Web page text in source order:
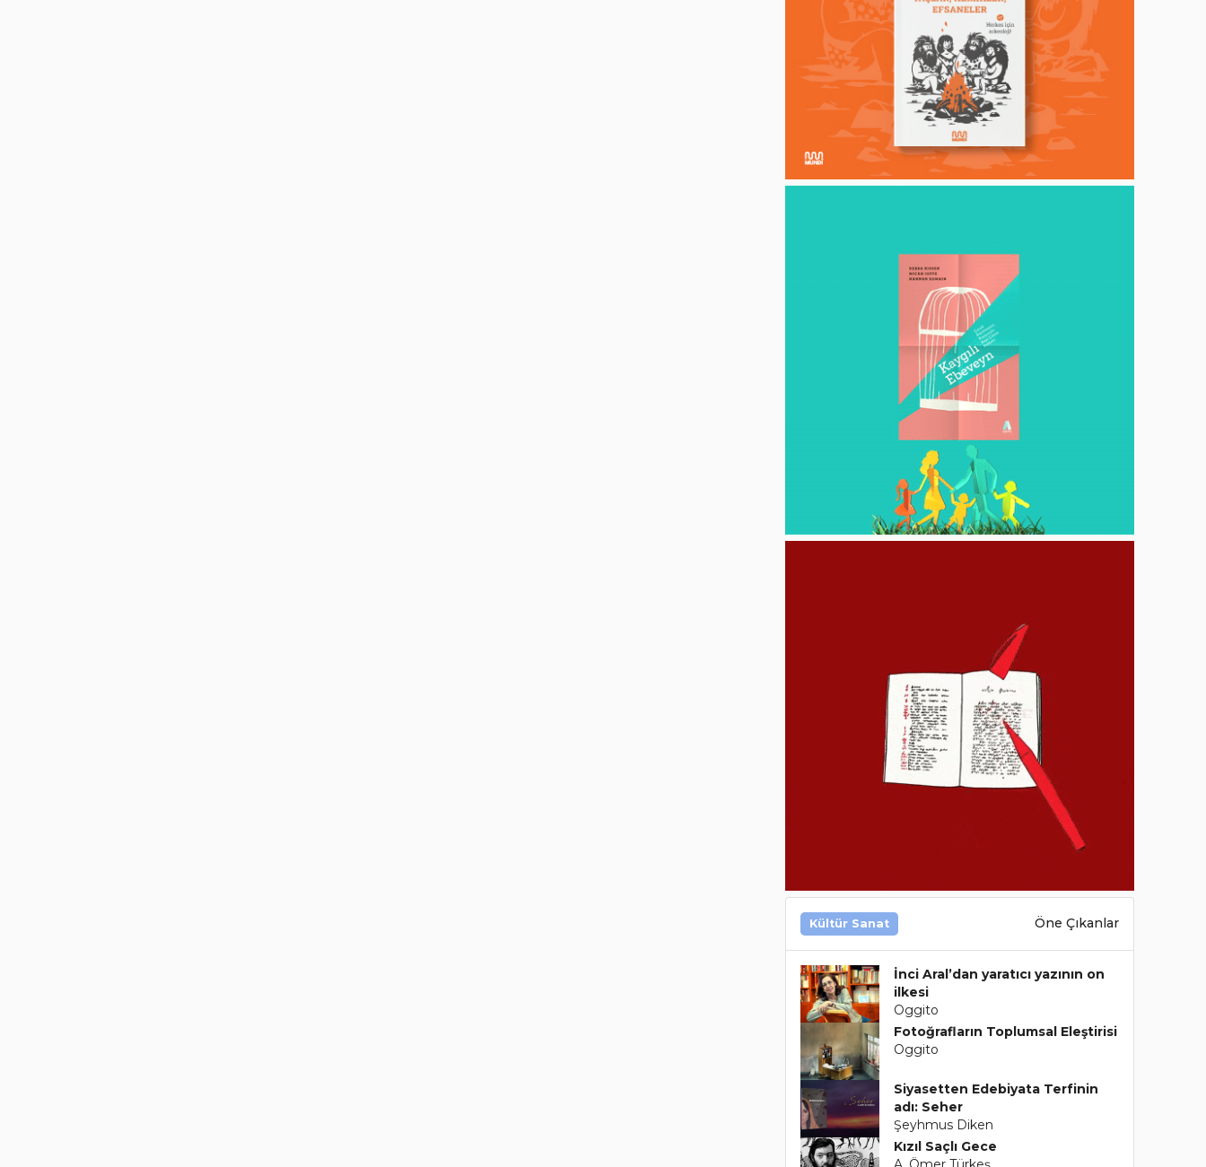
Kültür Sanat Öne Çıkanlar
İnci Aral’dan yaratıcı yazının on
ilkesi
Oggito
Fotoğrafların Toplumsal Eleştirisi
Oggito
Siyasetten Edebiyata Terfinin
adı: Seher
Şeyhmus Diken
Kızıl Saçlı Gece